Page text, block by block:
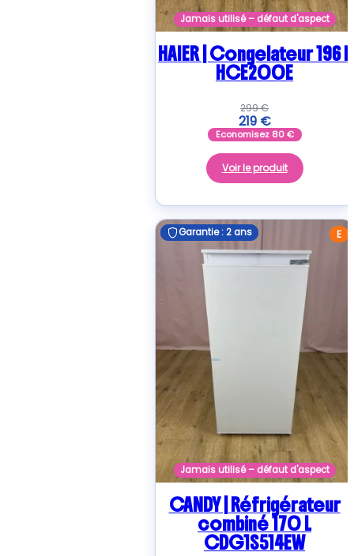
Jamais utilisé – défaut d'aspect
HAIER | Congelateur 196 L
HCE200E
299€
219 €
Economisez 80€
Voir le produit
E
Garantie : 2 ans
Jamais utilisé – défaut d'aspect
Garantie : 2 ans
CANDY | Réfrigérateur
combiné 170 L
CDG1S514EW